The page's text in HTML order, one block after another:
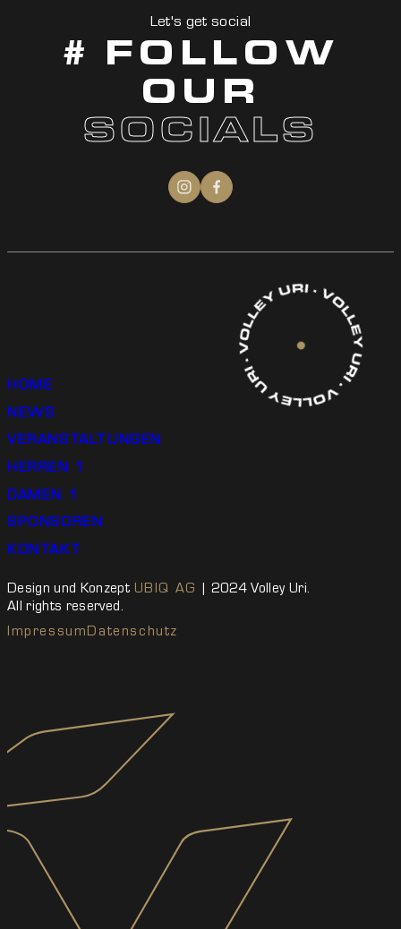
Let's get social
# FOLLOW
OUR
SOCIALS
HOME
NEWS
VERANSTALTUNGEN
HERREN 1
DAMEN 1
SPONSOREN
KONTAKT
Design und Konzept UBIQ AG | 2024 Volley Uri.
All rights reserved.
Impressum Datenschutz